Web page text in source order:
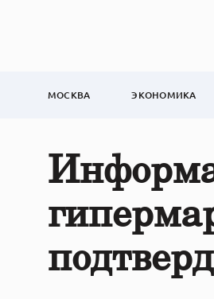
МОСКВА ЭКОНОМИКА